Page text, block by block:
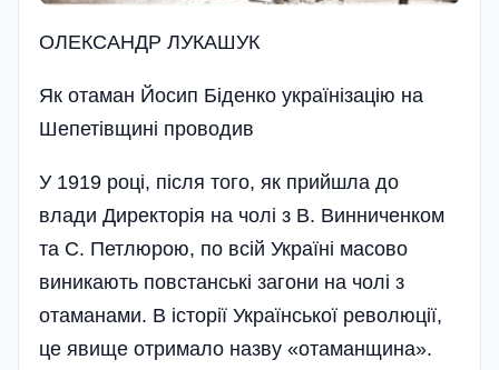
ОЛЕКСАНДР ЛУКАШУК
Як отаман Йосип Біденко українізацію на
Шепетівщині проводив
У 1919 році, після того, як прийшла до
влади Директорія на чолі з В. Винниченком
та С. Петлюрою, по всій Україні масово
виникають повстанські загони на чолі з
отаманами. В історії Української революції,
це явище отримало назву «отаманщина».